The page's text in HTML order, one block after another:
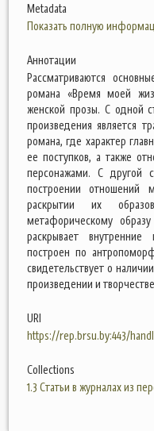
Metadata
Показать полную
Аннотации
Рассматриваются
романа «Время моей
женской прозы. С одной
произведения является
романа, где характер
ее поступков, а также
персонажами. С другой
построении отношений
раскрытии их
метафорическому
раскрывает
построен по
свидетельствует о
произведении и
URI
https://rep.brsu.by:443/
Collections
1.3 Статьи в журналах из